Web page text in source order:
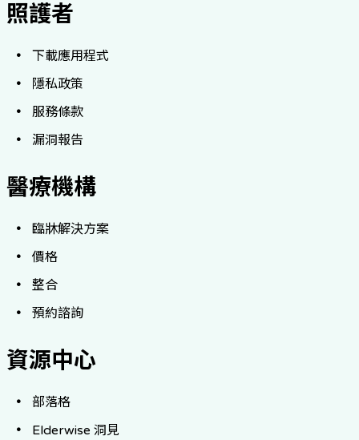
照護者
下載應用程式
隱私政策
服務條款
漏洞報告
醫療機構
臨牀解決方案
價格
整合
預約諮詢
資源中心
部落格
Elderwise 洞見